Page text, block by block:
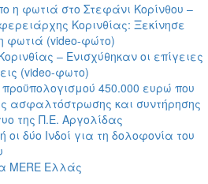
η φωτιά στο Στεφάνι Κορίνθου –
Κορινθίας: Ξεκίνησε
φωτιά (video-φώτο)
– Ενισχύθηκαν οι επίγειες
(video-φωτο)
450.000 ευρώ που
ασφαλτόστρωσης και συντήρησης
της Π.Ε. Αργολίδας
δύο Ινδοί για τη δολοφονία του
MERE Ελλάς